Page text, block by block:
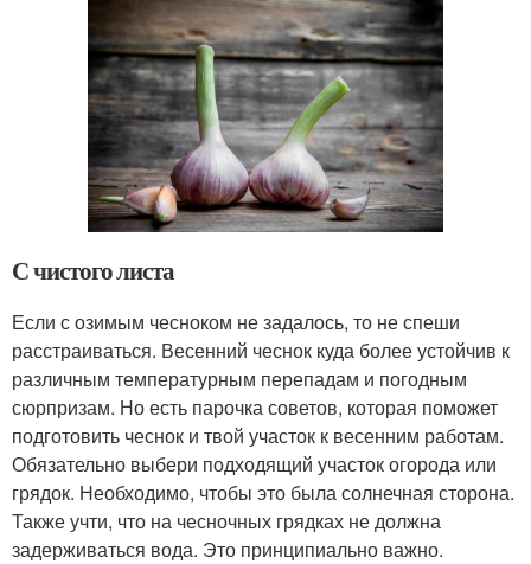
С чистого листа
Если с озимым чесноком не задалось, то не спеши
расстраиваться. Весенний чеснок куда более устойчив к
различным температурным перепадам и погодным
сюрпризам. Но есть парочка советов, которая поможет
подготовить чеснок и твой участок к весенним работам.
Обязательно выбери подходящий участок огорода или
грядок. Необходимо, чтобы это была солнечная сторона.
Также учти, что на чесночных грядках не должна
задерживаться вода. Это принципиально важно.